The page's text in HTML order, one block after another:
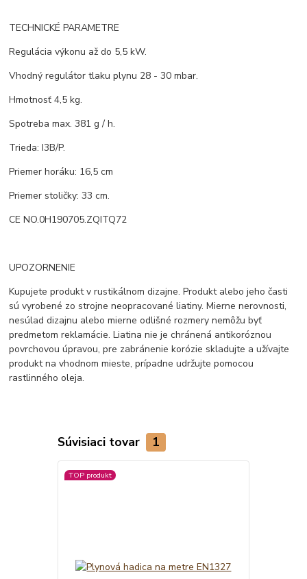
TECHNICKÉ PARAMETRE
Regulácia výkonu až do 5,5 kW.
Vhodný regulátor tlaku plynu 28 - 30 mbar.
Hmotnosť 4,5 kg.
Spotreba max. 381 g / h.
Trieda: I3B/P.
Priemer horáku: 16,5 cm
Priemer stoličky: 33 cm.
CE NO.0H190705.ZQITQ72
UPOZORNENIE
Kupujete produkt v rustikálnom dizajne. Produkt alebo jeho časti
sú vyrobené zo strojne neopracované liatiny. Mierne nerovnosti,
nesúlad dizajnu alebo mierne odlišné rozmery nemôžu byť
predmetom reklamácie. Liatina nie je chránená antikoróznou
povrchovou úpravou, pre zabránenie korózie skladujte a užívajte
produkt na vhodnom mieste, prípadne udržujte pomocou
rastlinného oleja.
Súvisiaci tovar 1
TOP produkt